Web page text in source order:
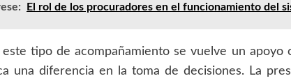
El rol de los procuradores en el funcionamiento del
este tipo de acompañamiento se vuelve un
una diferencia en la toma de decisiones. La